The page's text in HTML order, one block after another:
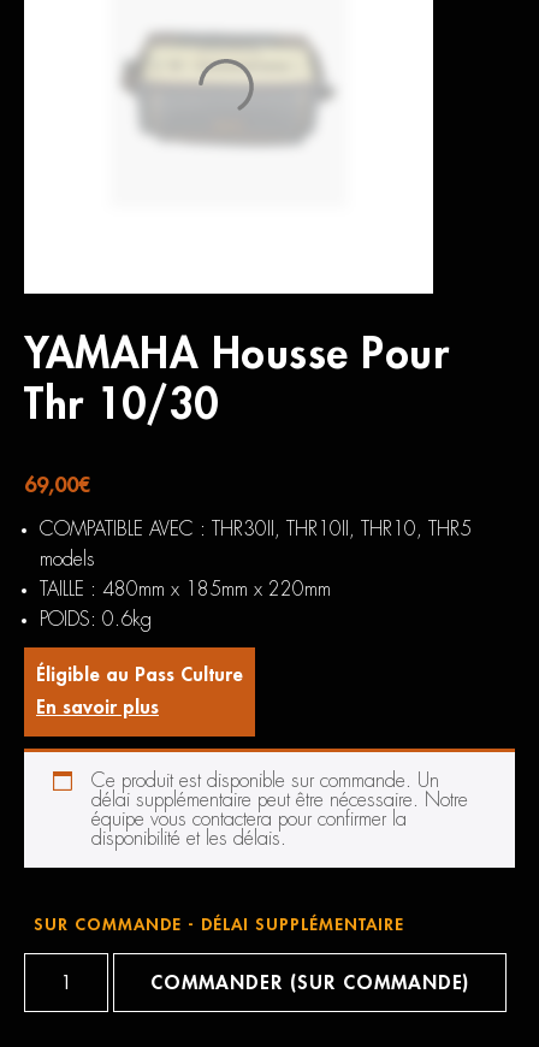
YAMAHA Housse Pour
Thr 10/30
69,00€
COMPATIBLE AVEC : THR30II, THR10II, THR10, THR5
models
TAILLE : 480mm x 185mm x 220mm
POIDS: 0.6kg
Éligible au Pass Culture
En savoir plus
Ce produit est disponible sur commande. Un
délai supplémentaire peut être nécessaire. Notre
équipe vous contactera pour confirmer la
disponibilité et les délais.
SUR COMMANDE - DÉLAI SUPPLÉMENTAIRE
COMMANDER (SUR COMMANDE)